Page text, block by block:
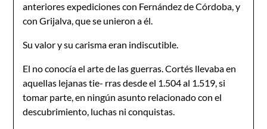
anteriores expediciones con Fernández de Córdoba, y
con Grijalva, que se unieron a él.
Su valor y su carisma eran indiscutible.
El no conocía el arte de las guerras. Cortés llevaba en
aquellas lejanas tie- rras desde el 1.504 al 1.519, si
tomar parte, en ningún asunto relacionado con el
descubrimiento, luchas ni conquistas.